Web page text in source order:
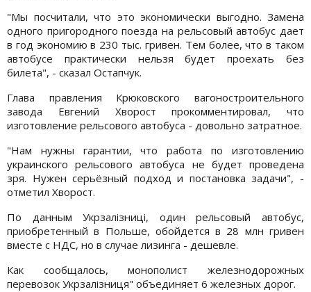
"Мы посчитали, что это экономически выгодно. Замена
одного пригородного поезда на рельсовый автобус дает
в год экономию в 230 тыс. гривен. Тем более, что в таком
автобусе практически нельзя будет проехать без
билета", - сказал Остапчук.
Глава правления Крюковского вагоностроительного
завода Евгений Хворост прокомментировал, что
изготовление рельсового автобуса - довольно затратное.
"Нам нужны гарантии, что работа по изготовлению
украинского рельсового автобуса не будет проведена
зря. Нужен серьёзный подход и постановка задачи", -
отметил Хворост.
По данным Укрзалізниці, один рельсовый автобус,
приобретенный в Польше, обойдется в 28 млн гривен
вместе с НДС, но в случае лизинга - дешевле.
Как сообщалось, монополист железнодорожных
перевозок Укрзалізниця" объединяет 6 железных дорог.